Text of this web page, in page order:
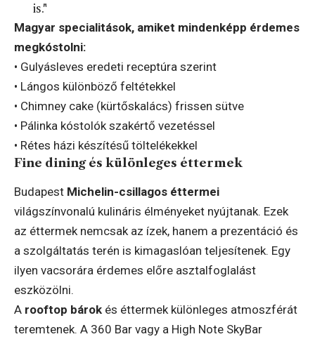
is."
Magyar specialitások, amiket mindenképp érdemes
megkóstolni:
• Gulyásleves eredeti receptúra szerint
• Lángos különböző feltétekkel
• Chimney cake (kürtőskalács) frissen sütve
• Pálinka kóstolók szakértő vezetéssel
• Rétes házi készítésű töltelékekkel
Fine dining és különleges éttermek
Budapest Michelin-csillagos éttermei
világszínvonalú kulináris élményeket nyújtanak. Ezek
az éttermek nemcsak az ízek, hanem a prezentáció és
a szolgáltatás terén is kimagaslóan teljesítenek. Egy
ilyen vacsorára érdemes előre asztalfoglalást
eszközölni.
A rooftop bárok és éttermek különleges atmoszférát
teremtenek. A 360 Bar vagy a High Note SkyBar